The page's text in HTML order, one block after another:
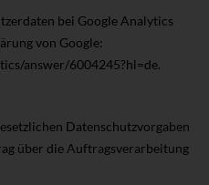
bei Google Analytics
von Google:
answer/6004245?hl=de.
Datenschutzvorgaben
über die Auftragsverarbeitung